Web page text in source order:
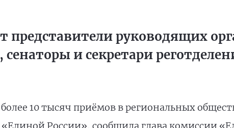
представители руководящих
и секретари
более 10 тысяч приёмов в региональных